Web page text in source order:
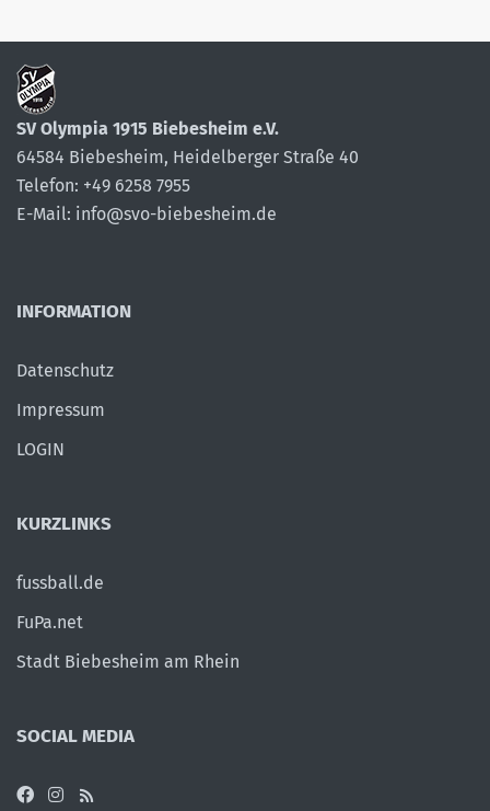
SV Olympia 1915 Biebesheim e.V.
64584 Biebesheim, Heidelberger Straße 40
Telefon: +49 6258 7955
E-Mail: info@svo-biebesheim.de
INFORMATION
Datenschutz
Impressum
LOGIN
KURZLINKS
fussball.de
FuPa.net
Stadt Biebesheim am Rhein
SOCIAL MEDIA